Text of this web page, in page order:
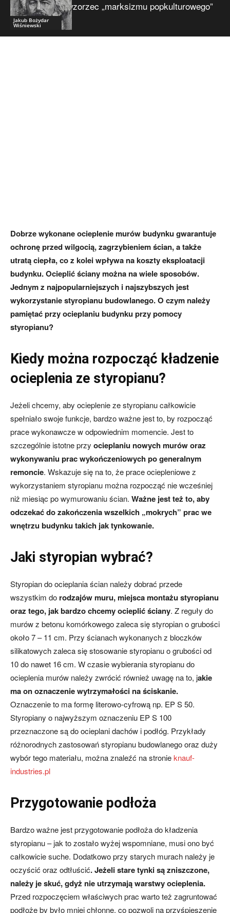
Jakub Bożydar
Wiśniewski
wzorzec „marksizmu popkulturowego”
Dobrze wykonane ocieplenie murów budynku gwarantuje
ochronę przed wilgocią, zagrzybieniem ścian, a także
utratą ciepła, co z kolei wpływa na koszty eksploatacji
budynku. Ocieplić ściany można na wiele sposobów.
Jednym z najpopularniejszych i najszybszych jest
wykorzystanie styropianu budowlanego. O czym należy
pamiętać przy ocieplaniu budynku przy pomocy
styropianu?
Kiedy można rozpocząć kładzenie
ocieplenia ze styropianu?
Jeżeli chcemy, aby ocieplenie ze styropianu całkowicie
spełniało swoje funkcje, bardzo ważne jest to, by rozpocząć
prace wykonawcze w odpowiednim momencie. Jest to
szczególnie istotne przy ocieplaniu nowych murów oraz
wykonywaniu prac wykończeniowych po generalnym
remoncie. Wskazuje się na to, że prace ociepleniowe z
wykorzystaniem styropianu można rozpocząć nie wcześniej
niż miesiąc po wymurowaniu ścian. Ważne jest też to, aby
odczekać do zakończenia wszelkich „mokrych” prac we
wnętrzu budynku takich jak tynkowanie.
Jaki styropian wybrać?
Styropian do ocieplania ścian należy dobrać przede
wszystkim do rodzajów muru, miejsca montażu styropianu
oraz tego, jak bardzo chcemy ocieplić ściany. Z reguły do
murów z betonu komórkowego zaleca się styropian o grubości
około 7 – 11 cm. Przy ścianach wykonanych z bloczków
silikatowych zaleca się stosowanie styropianu o grubości od
10 do nawet 16 cm. W czasie wybierania styropianu do
ocieplenia murów należy zwrócić również uwagę na to, jakie
ma on oznaczenie wytrzymałości na ściskanie.
Oznaczenie to ma formę literowo-cyfrową np. EP S 50.
Styropiany o najwyższym oznaczeniu EP S 100
przeznaczone są do ocieplani dachów i podłóg. Przykłady
różnorodnych zastosowań styropianu budowlanego oraz duży
wybór tego materiału, można znaleźć na stronieknauf-
industries.pl
Przygotowanie podłoża
Bardzo ważne jest przygotowanie podłoża do kładzenia
styropianu – jak to zostało wyżej wspomniane, musi ono być
całkowicie suche. Dodatkowo przy starych murach należy je
oczyścić oraz odtłuścić. Jeżeli stare tynki są zniszczone,
należy je skuć, gdyż nie utrzymają warstwy ocieplenia.
Przed rozpoczęciem właściwych prac warto też zagruntować
podłoże by było mniej chłonne, co pozwoli na przyśpieszenie